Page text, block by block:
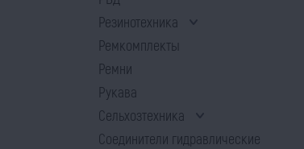
Резинотехника
Ремкомплекты
Ремни
Рукава
Сельхозтехника
Соединители гидравлические